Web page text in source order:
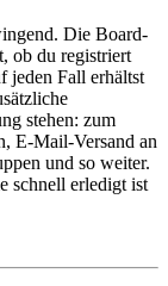
Die Board-
ob du registriert
jeden Fall erhältst
stehen: zum
E-Mail-Versand an
und so weiter.
schnell erledigt ist